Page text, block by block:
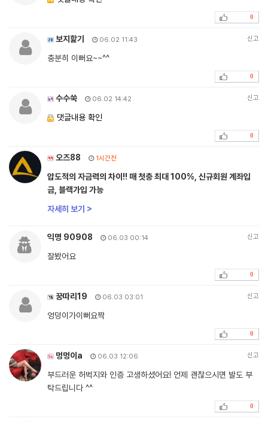
0
보지핥기 06.02 11:43 신고
충분히 이뻐요~~^^
0
수수쑥 06.02 14:42 신고
댓글내용 확인
0
오즈88 1시간전
압도적의 자금력의 차이!! 매 첫충 최대 100%, 신규회원 계좌입
금, 블랙가입 가능
자세히 보기 >
익명 90908 06.03 00:14 신고
잘봤어요
0
꿍따리19 06.03 03:01 신고
엉덩이가이뻐요짝
0
멍멍이a 06.03 12:06 신고
부드러운 허벅지와 인증 고생하셨어요! 언제 괜찮으시면 발도 부
탁드립니다 ^^
0